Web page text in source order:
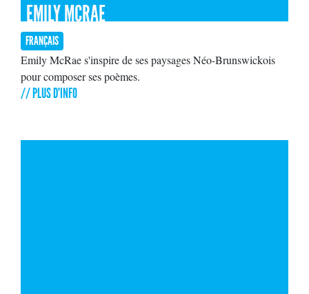
EMILY MCRAE
FRANÇAIS
Emily McRae s'inspire de ses paysages Néo-Brunswickois
pour composer ses poèmes.
// PLUS D'INFO